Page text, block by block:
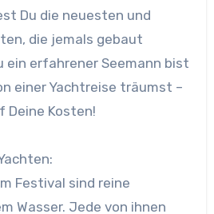
Du die neuesten und
die jemals gebaut
ein erfahrener Seemann bist
einer Yachtreise träumst –
Deine Kosten!
Festival sind reine
Wasser. Jede von ihnen